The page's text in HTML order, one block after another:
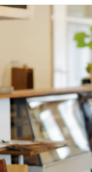
キープした
就職・転
おもてな
ご利用の流
よくある質